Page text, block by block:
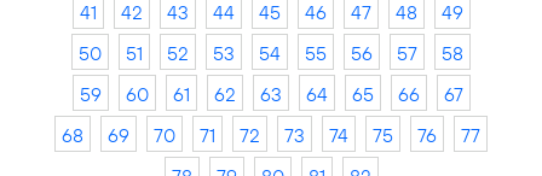
41
42 43 44 45 46 47 48
49
50
51 52 53 54 55 56 57
58
59
60 61 62 63 64 65 66
67
68
69 70 71 72 73 74 75 76
77